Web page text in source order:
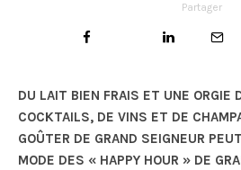
Partager
DU LAIT BIEN FRAIS ET UNE ORGIE
COCKTAILS, DE VINS ET DE
GOÛTER DE GRAND SEIGNEUR
MODE DES « HAPPY HOUR » DE